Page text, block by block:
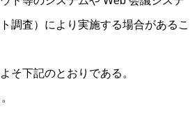
調査）により実施する場合があるこ
そ下記のとおりである。